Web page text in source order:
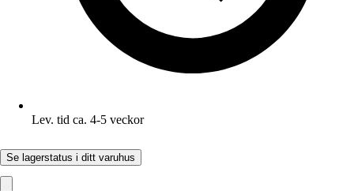
Lev. tid ca. 4-5 veckor
Se lagerstatus i ditt varuhus